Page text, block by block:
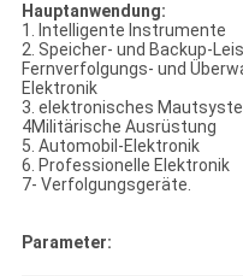
Hauptanwendung:
1. Intelligente Instrumente
2. Speicher- und Backup-
Fernverfolgungs- und
Elektronik
3. elektronisches
4Militärische Ausrüstung
5. Automobil-Elektronik
6. Professionelle Elektronik
7- Verfolgungsgeräte.
Parameter: